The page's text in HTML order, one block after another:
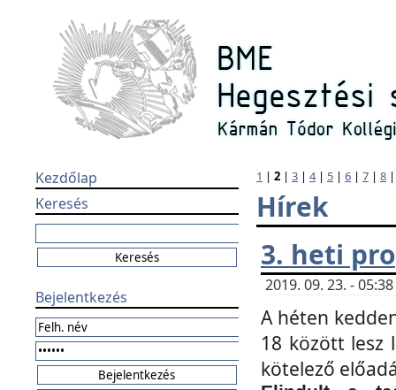
Kezdőlap
Keresés
Bejelentkezés
1 | 2 | 3 | 4| 5 | 6 | 7 | 8
Hírek
3. heti
2019. 09. 23. -
A héten
18 között lesz
kötelező